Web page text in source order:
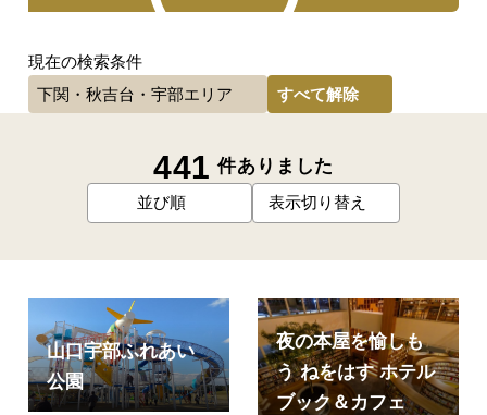
現在の検索条件
下関・秋吉台・宇部エリア
すべて解除
441 件ありました
並び順 表示切り替え
山口宇部ふれあい
公園
夜の本屋を愉しも
う ねをはす ホテル
ブック＆カフェ